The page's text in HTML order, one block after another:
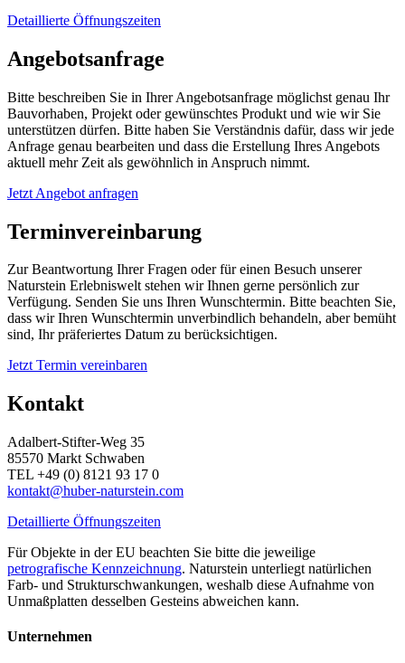
Detaillierte Öffnungszeiten
Angebotsanfrage
Bitte beschreiben Sie in Ihrer Angebotsanfrage möglichst genau Ihr
Bauvorhaben, Projekt oder gewünschtes Produkt und wie wir Sie
unterstützen dürfen. Bitte haben Sie Verständnis dafür, dass wir jede
Anfrage genau bearbeiten und dass die Erstellung Ihres Angebots
aktuell mehr Zeit als gewöhnlich in Anspruch nimmt.
Jetzt Angebot anfragen
Terminvereinbarung
Zur Beantwortung Ihrer Fragen oder für einen Besuch unserer
Naturstein Erlebniswelt stehen wir Ihnen gerne persönlich zur
Verfügung. Senden Sie uns Ihren Wunschtermin. Bitte beachten Sie,
dass wir Ihren Wunschtermin unverbindlich behandeln, aber bemüht
sind, Ihr präferiertes Datum zu berücksichtigen.
Jetzt Termin vereinbaren
Kontakt
Adalbert-Stifter-Weg 35
85570 Markt Schwaben
TEL +49 (0) 8121 93 17 0
kontakt@huber-naturstein.com
Detaillierte Öffnungszeiten
Für Objekte in der EU beachten Sie bitte die jeweilige
petrografische Kennzeichnung. Naturstein unterliegt natürlichen
Farb- und Strukturschwankungen, weshalb diese Aufnahme von
Unmaßplatten desselben Gesteins abweichen kann.
Unternehmen